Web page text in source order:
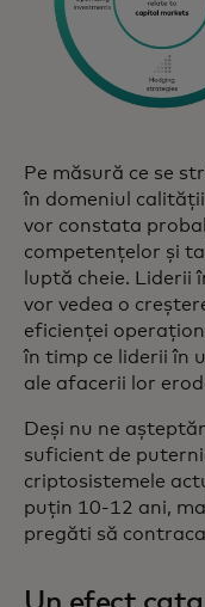
Pe măsură ce se
în domeniul
vor constata
competențelor și
luptă cheie. Liderii
vor vedea o
eficienței
în timp ce liderii în
ale afacerii lor
Deși nu ne
suficient de
criptosistemele
puțin 10-12 ani,
pregăti să